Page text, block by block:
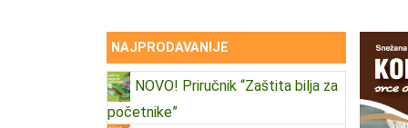
NAJPRODAVANIJE
NOVO! Priručnik “Zaštita bilja za
početnike”